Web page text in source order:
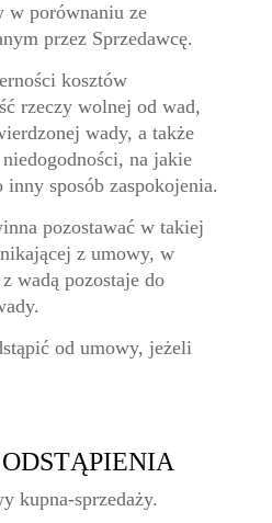
w porównaniu ze
przez Sprzedawcę.
kosztów
rzeczy wolnej od wad,
wady, a także
na jakie
inny sposób zaspokojenia.
pozostawać w takiej
z umowy, w
wadą pozostaje do
od umowy, jeżeli
kupna-sprzedaży.